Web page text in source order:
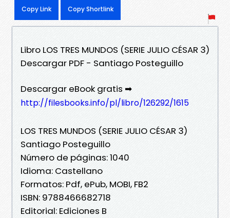
Copy Link Copy Shortlink
Libro LOS TRES MUNDOS (SERIE JULIO CÉSAR 3)
Descargar PDF - Santiago Posteguillo
Descargar eBook gratis ➡
http://filesbooks.info/pl/libro/126292/1615
LOS TRES MUNDOS (SERIE JULIO CÉSAR 3)
Santiago Posteguillo
Número de páginas: 1040
Idioma: Castellano
Formatos: Pdf, ePub, MOBI, FB2
ISBN: 9788466682718
Editorial: Ediciones B